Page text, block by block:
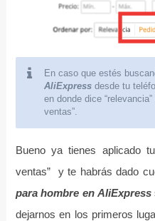
En caso que estés
AliExpressdesde tu
en donde dice
ventas”.
Bueno ya tienes aplicado
ventas” y te habrás dado
para hombre en AliExpress
dejarnos en los primeros